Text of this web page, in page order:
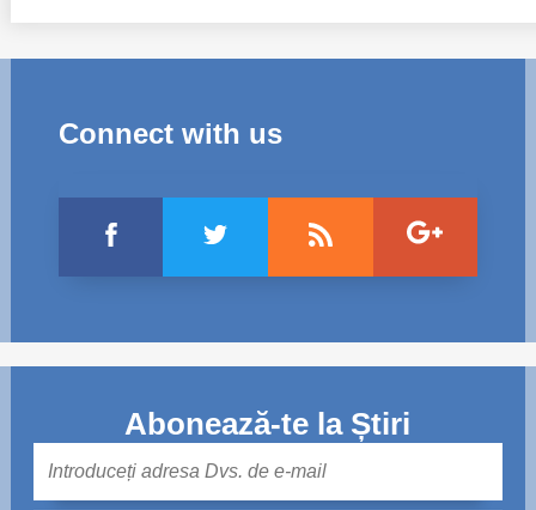
Connect with us
Abonează-te la Știri